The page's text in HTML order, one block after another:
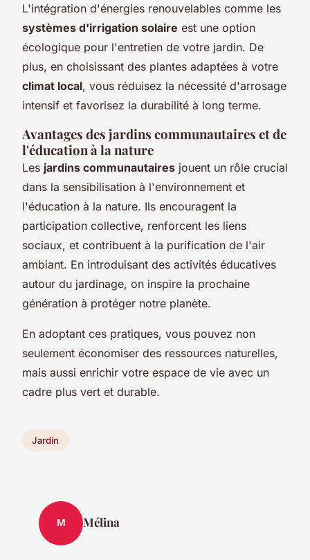
L'intégration d'énergies renouvelables comme les
systèmes d'irrigation solaire est une option
écologique pour l'entretien de votre jardin. De
plus, en choisissant des plantes adaptées à votre
climat local, vous réduisez la nécessité d'arrosage
intensif et favorisez la durabilité à long terme.
Avantages des jardins communautaires et de
l'éducation à la nature
Les jardins communautaires jouent un rôle crucial
dans la sensibilisation à l'environnement et
l'éducation à la nature. Ils encouragent la
participation collective, renforcent les liens
sociaux, et contribuent à la purification de l'air
ambiant. En introduisant des activités éducatives
autour du jardinage, on inspire la prochaine
génération à protéger notre planète.
En adoptant ces pratiques, vous pouvez non
seulement économiser des ressources naturelles,
mais aussi enrichir votre espace de vie avec un
cadre plus vert et durable.
Jardin
M Mélina